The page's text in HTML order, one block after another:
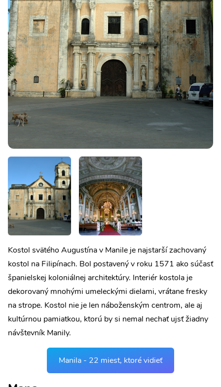
Kostol svätého Augustína v Manile je najstarší zachovaný
kostol na Filipínach. Bol postavený v roku 1571 ako súčasť
španielskej koloniálnej architektúry. Interiér kostola je
dekorovaný mnohými umeleckými dielami, vrátane fresky
na strope. Kostol nie je len náboženským centrom, ale aj
kultúrnou pamiatkou, ktorú by si nemal nechať ujsť žiadny
návštevník Manily.
Manila - 22 miest, ktoré vidieť